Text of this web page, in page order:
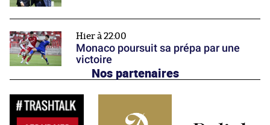
Hier à 22:00
Monaco poursuit sa prépa par une
victoire
Nos partenaires